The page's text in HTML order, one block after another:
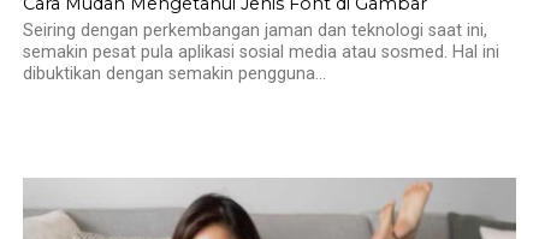
Seiring dengan perkembangan jaman dan teknologi saat ini,
semakin pesat pula aplikasi sosial media atau sosmed. Hal ini
dibuktikan dengan semakin pengguna...